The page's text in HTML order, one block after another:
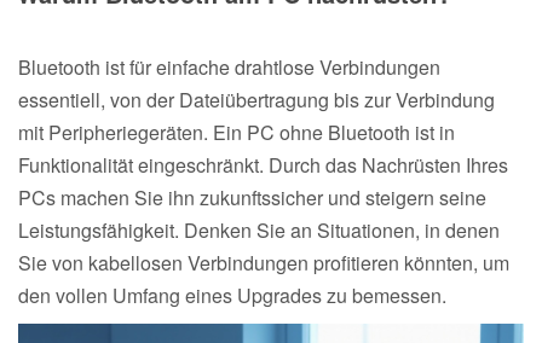
Bluetooth ist für einfache drahtlose Verbindungen
essentiell, von der Dateiübertragung bis zur Verbindung
mit Peripheriegeräten. Ein PC ohne Bluetooth ist in
Funktionalität eingeschränkt. Durch das Nachrüsten Ihres
PCs machen Sie ihn zukunftssicher und steigern seine
Leistungsfähigkeit. Denken Sie an Situationen, in denen
Sie von kabellosen Verbindungen profitieren könnten, um
den vollen Umfang eines Upgrades zu bemessen.